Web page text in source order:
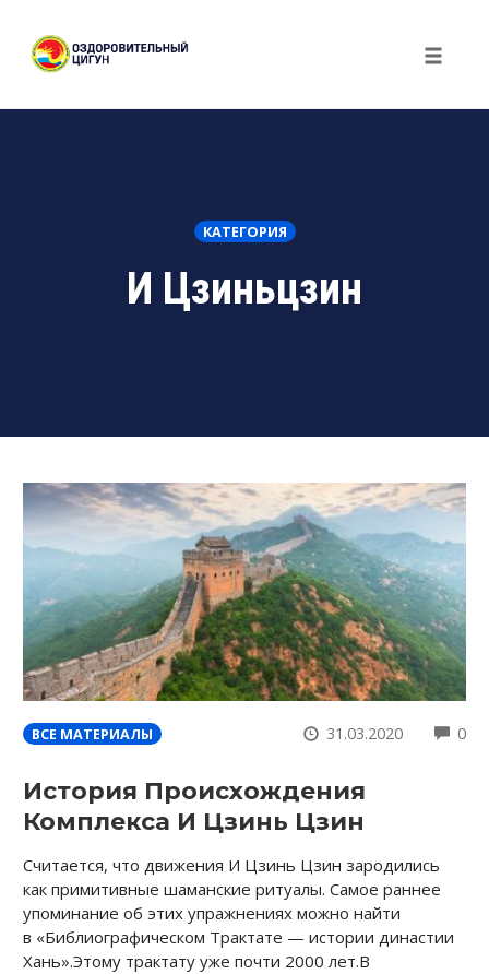
content
КАТЕГОРИЯ
И Цзиньцзин
ВСЕ МАТЕРИАЛЫ 31.03.2020 0
История Происхождения
Комплекса И Цзинь Цзин
Считается, что движения И Цзинь Цзин зародились
как примитивные шаманские ритуалы. Самое раннее
упоминание об этих упражнениях можно найти
в «Библиографическом Трактате — истории династии
Хань».Этому трактату уже почти 2000 лет.В